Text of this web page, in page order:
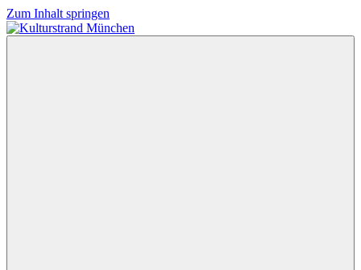
Zum Inhalt springen